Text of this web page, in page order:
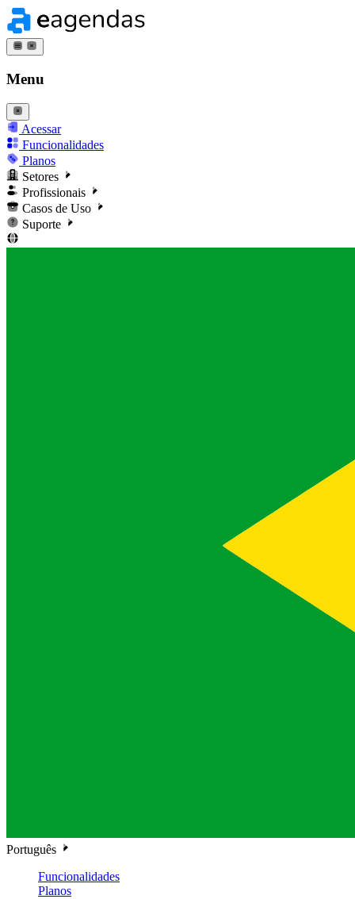
Menu
Acessar
Funcionalidades
Planos
Setores
Profissionais
Casos de Uso
Suporte
Português
Funcionalidades
Planos